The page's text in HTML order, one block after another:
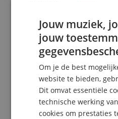
2 Sterren
1 Ster
Een herziening van de
winkel geregistreerd zijn
daadwerkelijk bij ons
hun klantenaccount een
artikel geven.
Jouw muziek,
jouw
Om je de best
website te bieden,
Dit omvat essentiële
technische werking
cookies om prestaties